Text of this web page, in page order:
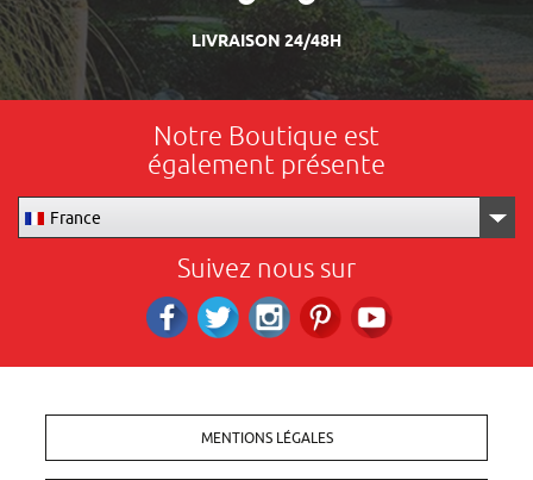
LIVRAISON 24/48H
Notre Boutique est
également présente
France
Suivez nous sur
MENTIONS LÉGALES